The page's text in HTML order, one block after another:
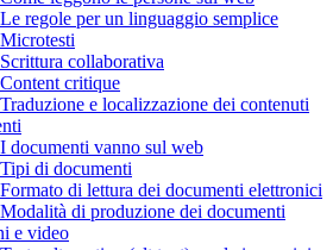
regole per un linguaggio semplice
collaborativa
critique
e localizzazione dei contenuti
documenti vanno sul web
di documenti
di lettura dei documenti elettronici
di produzione dei documenti
e video